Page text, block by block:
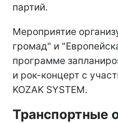
партий.
Мероприятие
громад" и
программе
и рок-концерт с
KOZAK SYSTEM.
Транспортные